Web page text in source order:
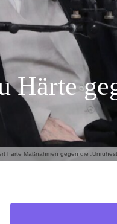
harte Maßnahmen gegen die
Härte